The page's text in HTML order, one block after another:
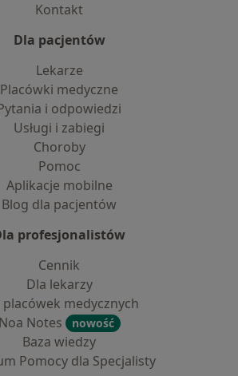
Kontakt
Dla pacjentów
Lekarze
Placówki medyczne
i odpowiedzi
Usługi i zabiegi
Choroby
Pomoc
Aplikacje mobilne
Blog dla pacjentów
profesjonalistów
Cennik
Dla lekarzy
placówek medycznych
Noa Notes
nowość
Baza wiedzy
Pomocy dla Specjalisty